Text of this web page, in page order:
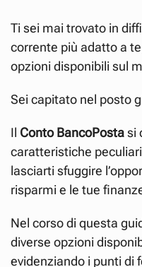
Ti sei mai trovato in
corrente più adatto a
opzioni disponibili sul
Sei capitato nel posto
Il Conto BancoPostasi
caratteristiche
lasciarti sfuggire
risparmi e le tue
Nel corso di questa
diverse opzioni
evidenziando i punti di